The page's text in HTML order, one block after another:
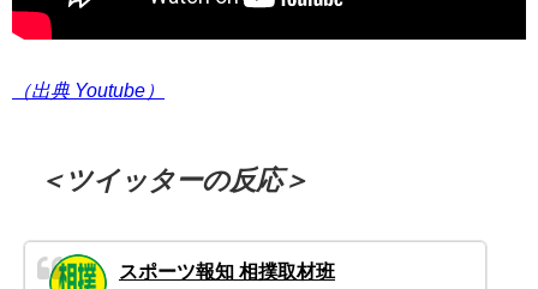
（出典 Youtube）
＜ツイッターの反応＞
スポーツ報知 相撲取材班